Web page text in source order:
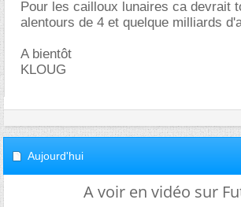
Pour les cailloux lunaires ca devrait
alentours de 4 et quelque milliards
A bientôt
KLOUG
Aujourd'hui
A voir en vidéo sur